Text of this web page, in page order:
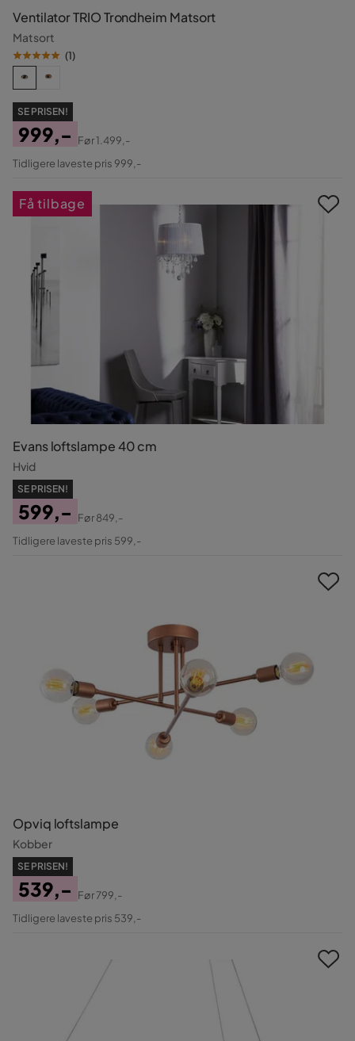
Ventilator TRIO Trondheim Matsort
Matsort
(1)
SE PRISEN!
Pris
999,-
Original
Før1.499,-
Tidligere laveste pris 999,-
Evans loftslampe 40 cm
Hvid
SE PRISEN!
Pris
599,-
Original
Før849,-
Tidligere laveste pris 599,-
Få tilbage
Opviq loftslampe
Kobber
SE PRISEN!
Pris
539,-
Original
Før799,-
Tidligere laveste pris 539,-